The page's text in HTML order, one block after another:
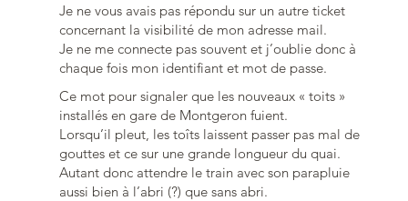
Je ne vous avais pas répondu sur un autre ticket
concernant la visibilité de mon adresse mail.
Je ne me connecte pas souvent et j’oublie donc à
chaque fois mon identifiant et mot de passe.
Ce mot pour signaler que les nouveaux « toits »
installés en gare de Montgeron fuient.
Lorsqu’il pleut, les toîts laissent passer pas mal de
gouttes et ce sur une grande longueur du quai.
Autant donc attendre le train avec son parapluie
aussi bien à l’abri (?) que sans abri.